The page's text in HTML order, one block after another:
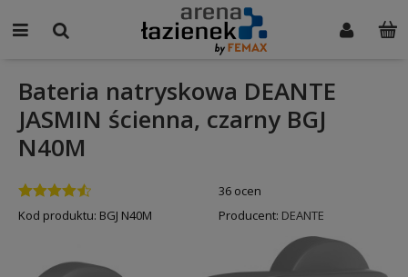
Bateria natryskowa DEANTE
JASMIN ścienna, czarny BGJ
N40M
36 ocen
Kod produktu: BGJ N40M Producent: DEANTE